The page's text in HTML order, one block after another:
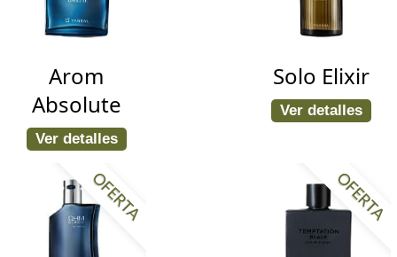
Arom
Absolute
Ver detalles
Solo Elixir
Ver detalles
OFERTA OFERTA